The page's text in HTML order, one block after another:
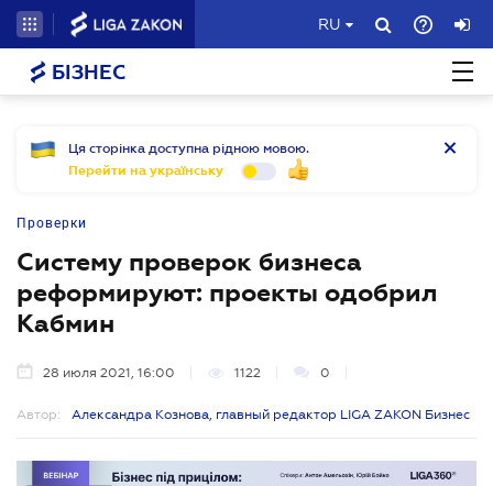
RU
БІЗНЕС
Ця сторінка доступна рідною мовою.
Перейти на українську
Проверки
Систему проверок бизнеса
реформируют: проекты одобрил
Кабмин
28 июля 2021, 16:00 1122 0
Автор: Александра Кознова, главный редактор LIGA ZAKON Бизнес